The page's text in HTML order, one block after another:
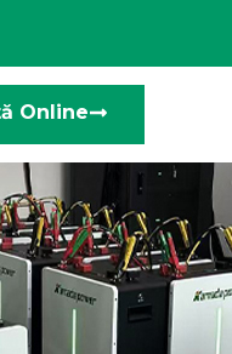
Online